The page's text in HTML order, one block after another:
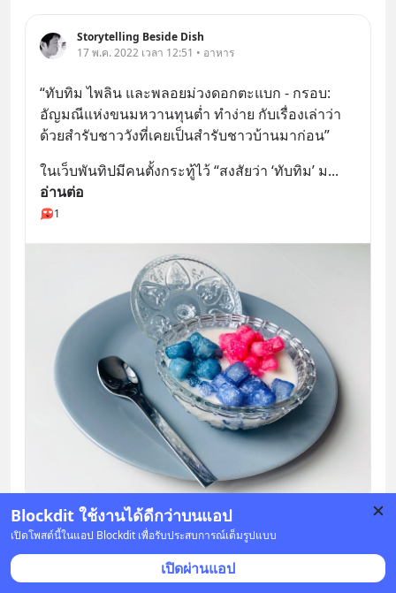
Blockdit ใช้งานได้ดีกว่าบนแอป
เปิดโพสต์นี้ในแอป Blockdit เพื่อรับประสบการณ์เต็มรูปแบบ
เปิดผ่านแอป
Storytelling Beside Dish
17 พ.ค. 2022 เวลา 12:51 • อาหาร
“ทับทิม ไพลิน และพลอยม่วงดอกตะแบก - กรอบ:
อัญมณีแห่งขนมหวานทุนต่ำ ทำง่าย กับเรื่องเล่าว่า
ด้วยสำรับชาววังที่เคยเป็นสำรับชาวบ้านมาก่อน”
ในเว็บพันทิปมีคนตั้งกระทู้ไว้ “สงสัยว่า ‘ทับทิม’ ม
อ่านต่อ
1
บันทึก
แอดมินเพจภาษาญี่ปุ่นหัดเดิน • ติดตาม